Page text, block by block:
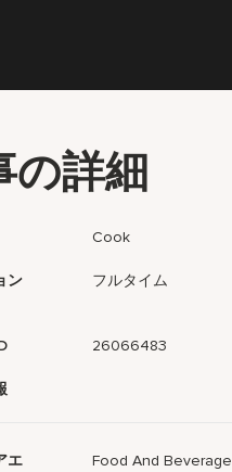
の詳細
Cook
ン
フルタイム
26066483
エ
Food And Beverage